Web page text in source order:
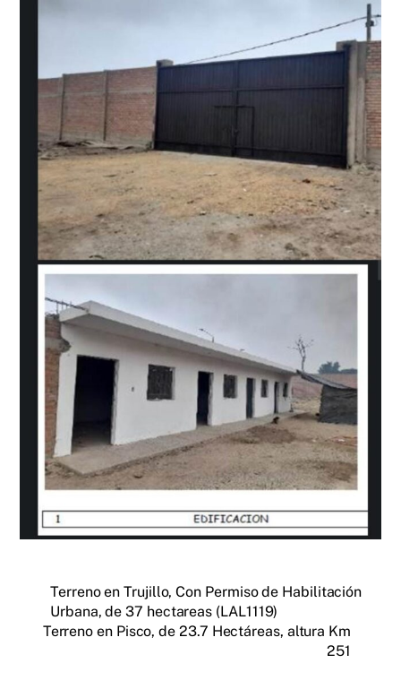
Terreno en Trujillo, Con Permiso de Habilitación
Urbana, de 37 hectareas (LAL1119)
Terreno en Pisco, de 23.7 Hectáreas, altura Km
251